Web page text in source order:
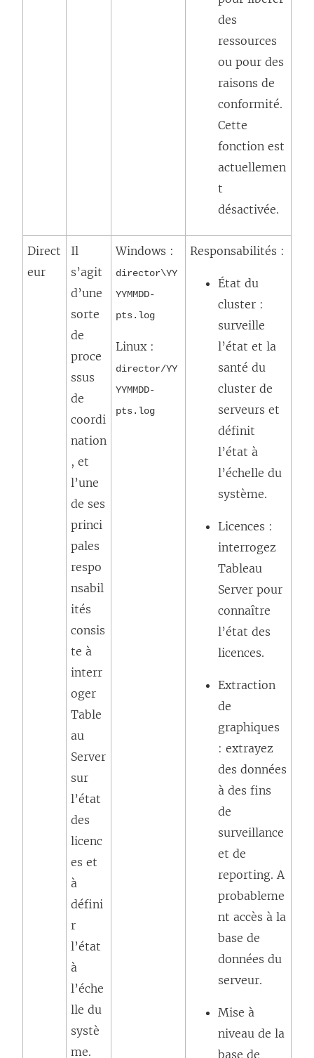
des
ressources
ou pour des
raisons de
conformité.
Cette
fonction est
actuellemen
t
désactivée.
Direct
eur
Il
s’agit
d’une
sorte
de
proce
ssus
de
coordi
nation
, et
l’une
de ses
princi
pales
respo
nsabil
ités
consis
te à
interr
oger
Table
au
Server
sur
l’état
des
licenc
es et
à
défini
r
l’état
à
l’éche
lle du
systè
me.
Windows :
director\YY
YYMMDD-
pts.log
Linux :
director/YY
YYMMDD-
pts.log
Responsabilités :
État du
cluster :
surveille
l’état et la
santé du
cluster de
serveurs et
définit
l’état à
l’échelle du
système.
Licences :
interrogez
Tableau
Server pour
connaître
l’état des
licences.
Extraction
de
graphiques
: extrayez
des données
à des fins
de
surveillance
et de
reporting. A
probableme
nt accès à la
base de
données du
serveur.
Mise à
niveau de la
base de